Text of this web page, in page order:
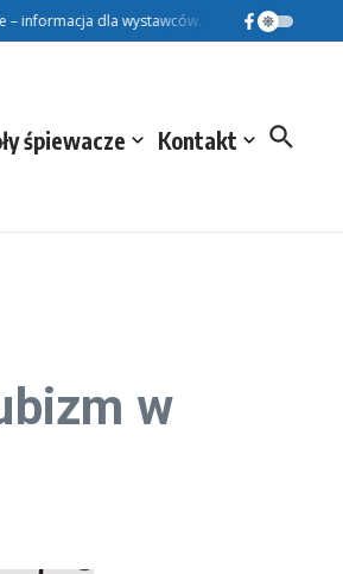
dla wystawców. Przed Nami Dożynki
śpiewacze Kontakt
w